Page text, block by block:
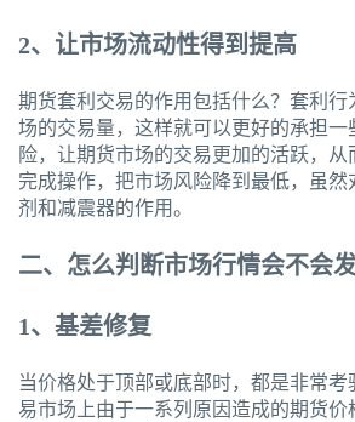
2、让市场流动性得到提高
期货套利交易的作用包括什么？套利行
场的交易量，这样就可以更好的承担一
险，让期货市场的交易更加的活跃，
完成操作，把市场风险降到最低，虽
剂和减震器的作用。
二、怎么判断市场行情会不会
1、基差修复
当价格处于顶部或底部时，都是非常
易市场上由于一系列原因造成的期货价